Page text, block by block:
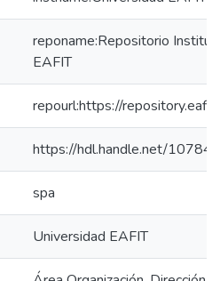
reponame:Repositorio
EAFIT
repourl:https://
https://hdl.handle.net/
spa
Universidad EAFIT